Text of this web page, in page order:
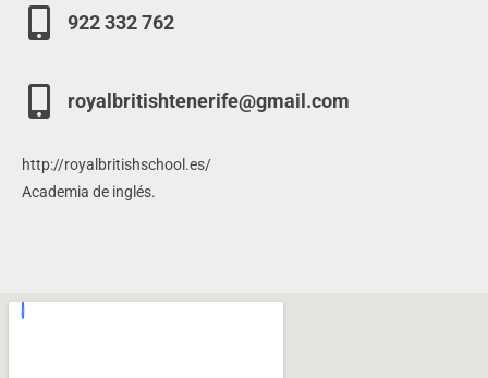
922 332 762
royalbritishtenerife@gmail.com
http://royalbritishschool.es/
Academia de inglés.